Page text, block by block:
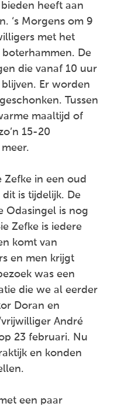
heeft aan
‘s Morgens om 9
met het
De
die vanaf 10 uur
Er worden
Tussen
maaltijd of
15-20
Zefke in een oud
is tijdelijk. De
Odasingel is nog
Zefke is iedere
komt van
en men krijgt
was een
die we al eerder
Doran en
André
23 februari. Nu
en konden
een paar